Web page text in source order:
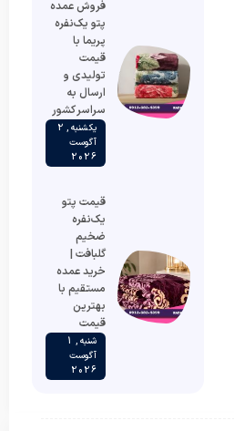
فروش عمده
پتو یک‌نفره
پریما با
قیمت
تولیدی و
ارسال به
سراسر کشور
یکشنبه , 2
آگوست
2026
قیمت پتو
یک‌نفره
ضخیم
گلبافت |
خرید عمده
مستقیم با
بهترین
قیمت
شنبه , 1
آگوست
2026